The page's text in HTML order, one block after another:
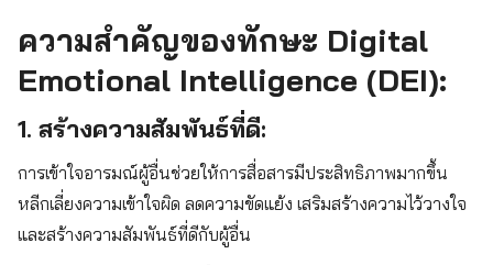
ความสำคัญของทักษะ Digital
Emotional Intelligence (DEI):
1. สร้างความสัมพันธ์ที่ดี:
การเข้าใจอารมณ์ผู้อื่นช่วยให้การสื่อสารมีประสิทธิภาพมากขึ้น
หลีกเลี่ยงความเข้าใจผิด ลดความขัดแย้ง เสริมสร้างความไว้วางใจ
และสร้างความสัมพันธ์ที่ดีกับผู้อื่น